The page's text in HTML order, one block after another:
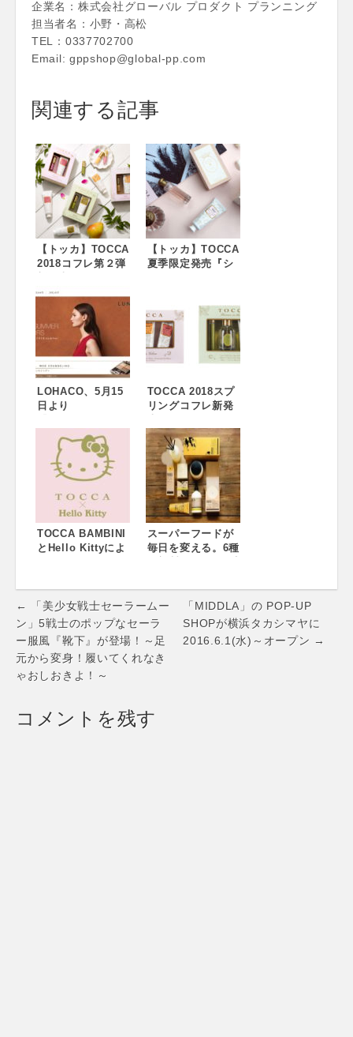
企業名：株式会社グローバル プロダクト プランニング
担当者名：小野・高松
TEL：0337702700
Email: gppshop@global-pp.com
関連する記事
【トッカ】TOCCA
2018コフレ第２弾
【トッカ】TOCCA
夏季限定発売『シ
ームもリニューア
ル発売！
LOHACO、5月15
日より
り扱いを開始
TOCCA 2018スプ
リングコフレ新発
TOCCA BAMBINI
とHello Kittyによ
x Hello
Kitty”2018.5.11(F
ri.)販売スタート
スーパーフードが
毎日を変える。6種
フスタイルブラン
ドMORが「コレス
ポンデンス」を新
発売。4月27日より
先行販売がスター
ト。
Post
navigation
← 「美少女戦士セーラームー
ン」5戦士のポップなセーラ
ー服風『靴下』が登場！～足
元から変身！履いてくれなき
ゃおしおきよ！～
「MIDDLA」の POP-UP
SHOPが横浜タカシマヤに
2016.6.1(水)～オープン →
コメントを残す